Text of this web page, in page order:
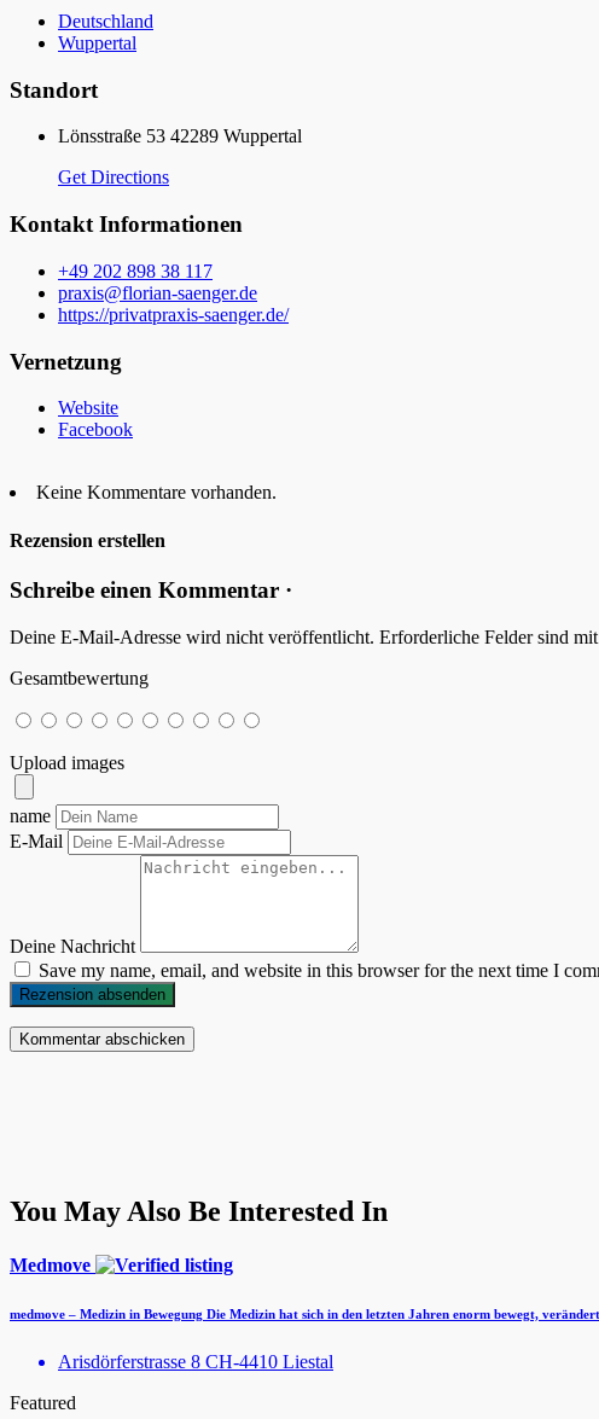
Deutschland
Wuppertal
Standort
Lönsstraße 53 42289 Wuppertal
Get Directions
Kontakt Informationen
+49 202 898 38 117
praxis@florian-saenger.de
https://privatpraxis-saenger.de/
Vernetzung
Website
Facebook
Keine Kommentare vorhanden.
Rezension erstellen
Schreibe einen Kommentar ·
Deine E-Mail-Adresse wird nicht veröffentlicht. Erforderliche Felder sind mit
Gesamtbewertung
Upload images
name
E-Mail
Deine Nachricht
Save my name, email, and website in this browser for the next time I
Rezension absenden
You May Also Be Interested In
Medmove
medmove – Medizin in Bewegung Die Medizin hat sich in den letzten Jahren enorm bewegt,
Arisdörferstrasse 8 CH-4410 Liestal
Featured